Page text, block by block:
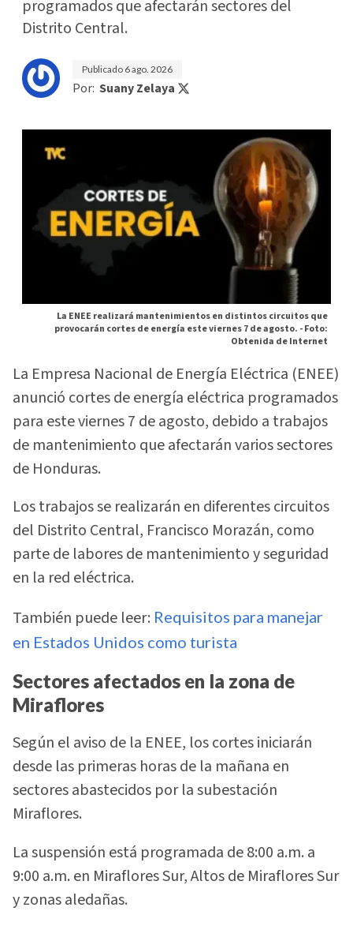
programados que afectarán sectores del
Distrito Central.
Publicado 6 ago. 2026
Por: Suany Zelaya
La ENEE realizará mantenimientos en distintos circuitos que
provocarán cortes de energía este viernes 7 de agosto. -Foto:
Obtenida de Internet
La Empresa Nacional de Energía Eléctrica (ENEE)
anunció cortes de energía eléctrica programados
para este viernes 7 de agosto, debido a trabajos
de mantenimiento que afectarán varios sectores
de Honduras.
Los trabajos se realizarán en diferentes circuitos
del Distrito Central, Francisco Morazán, como
parte de labores de mantenimiento y seguridad
en la red eléctrica.
También puede leer: Requisitos para manejar
en Estados Unidos como turista
Sectores afectados en la zona de
Miraflores
Según el aviso de la ENEE, los cortes iniciarán
desde las primeras horas de la mañana en
sectores abastecidos por la subestación
Miraflores.
La suspensión está programada de 8:00 a.m. a
9:00 a.m. en Miraflores Sur, Altos de Miraflores Sur
y zonas aledañas.